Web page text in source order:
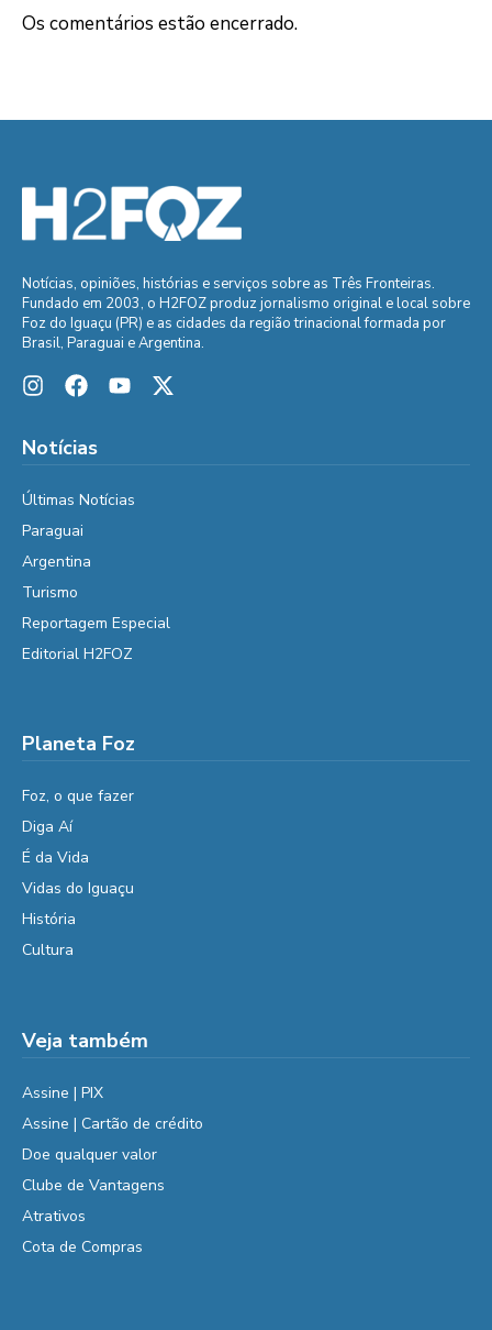
Os comentários estão encerrado.
Notícias, opiniões, histórias e serviços sobre as Três Fronteiras.
Fundado em 2003, o H2FOZ produz jornalismo original e local sobre
Foz do Iguaçu (PR) e as cidades da região trinacional formada por
Brasil, Paraguai e Argentina.
Notícias
Últimas Notícias
Paraguai
Argentina
Turismo
Reportagem Especial
Editorial H2FOZ
Planeta Foz
Foz, o que fazer
Diga Aí
É da Vida
Vidas do Iguaçu
História
Cultura
Veja também
Assine | PIX
Assine | Cartão de crédito
Doe qualquer valor
Clube de Vantagens
Atrativos
Cota de Compras